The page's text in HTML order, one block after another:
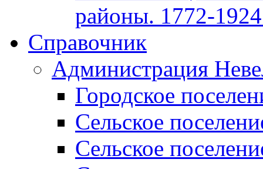
районы. 1772-1924
Справочник
Администрация
Городское
Сельское
Сельское